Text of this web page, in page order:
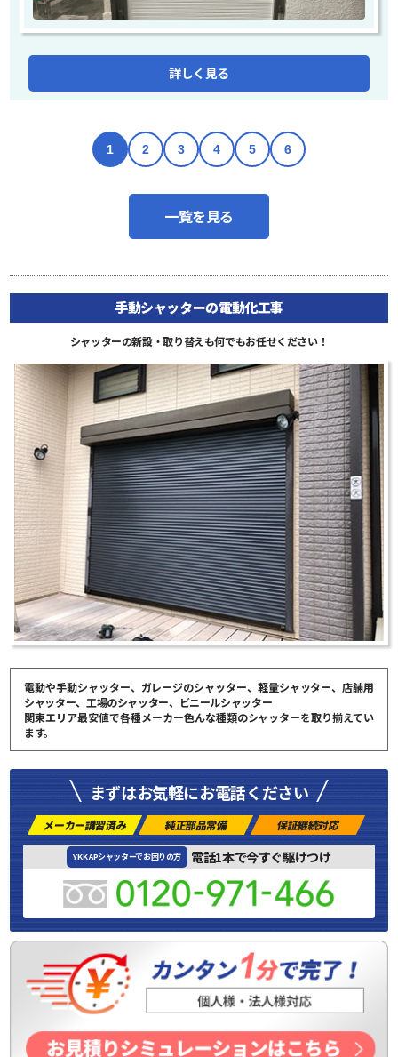
詳しく見る
1 2 3 4 5 6
一覧を見る
手動シャッターの電動化工事
シャッターの新設・取り替えも何でもお任せください！
電動や手動シャッター、ガレージのシャッター、軽量シャッター、店舗用
シャッター、工場のシャッター、ビニールシャッター
関東エリア最安値で各種メーカー色んな種類のシャッターを取り揃えてい
ます。
まずはお気軽にお電話ください
メーカー講習済み 純正部品常備 保証継続対応
YKK APシャッターでお困りの方 電話1本で今すぐ駆けつけ